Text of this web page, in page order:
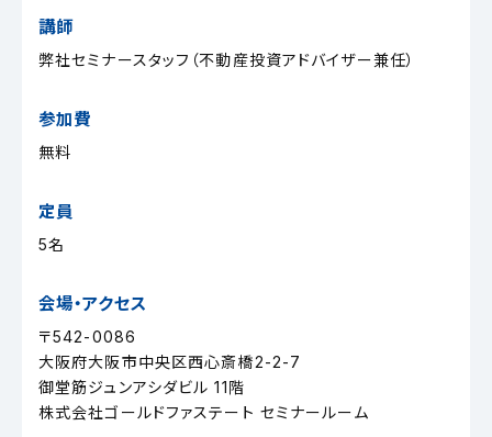
講師
弊社セミナースタッフ（不動産投資アドバイザー兼任）
参加費
無料
定員
5名
会場・アクセス
〒542-0086
大阪府大阪市中央区西心斎橋2-2-7
御堂筋ジュンアシダビル 11階
株式会社ゴールドファステート セミナールーム